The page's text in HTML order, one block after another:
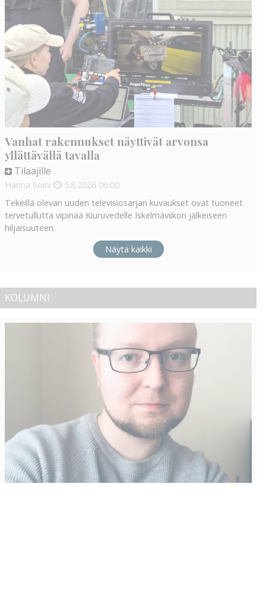
Vanhat rakennukset näyttivät arvonsa
yllättävällä tavalla
Tilaajille
Hanna Soini 5.8.2026 06:00
Tekeillä olevan uuden televisiosarjan kuvaukset ovat tuoneet
tervetullutta vipinää Kiuruvedelle Iskelmäviikon jälkeiseen
hiljaisuuteen.
Näytä kaikki
KOLUMNI